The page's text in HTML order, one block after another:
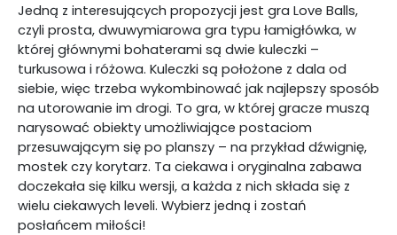
Jedną z interesujących propozycji jest gra Love Balls,
czyli prosta, dwuwymiarowa gra typu łamigłówka, w
której głównymi bohaterami są dwie kuleczki –
turkusowa i różowa. Kuleczki są położone z dala od
siebie, więc trzeba wykombinować jak najlepszy sposób
na utorowanie im drogi. To gra, w której gracze muszą
narysować obiekty umożliwiające postaciom
przesuwającym się po planszy – na przykład dźwignię,
mostek czy korytarz. Ta ciekawa i oryginalna zabawa
doczekała się kilku wersji, a każda z nich składa się z
wielu ciekawych leveli. Wybierz jedną i zostań
posłańcem miłości!